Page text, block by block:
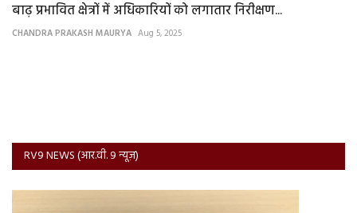
बाढ़ प्रभावित क्षेत्रों में अधिकारियों को लगातार निरीक्षण...
CHANDRA PRAKASH MAURYA Aug 5, 2025
RV9 NEWS (आर.वी. 9 न्यूज़)